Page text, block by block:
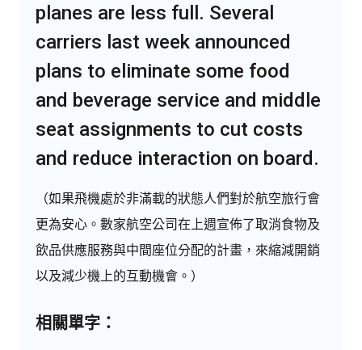
planes are less full. Several
carriers last week announced
plans to eliminate some food
and beverage service and middle
seat assignments to cut costs
and reduce interaction on board.
（如果飛機處於非滿載的狀態人們對於航空旅行會
更為安心。數家航空公司在上週宣佈了取消食物及
飲品供應服務與中間座位分配的計畫，來縮減開銷
以及減少機上的互動機會。）
相關單字：